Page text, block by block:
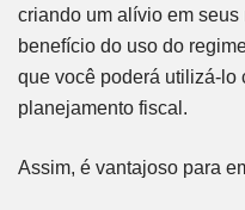
criando um alívio em
benefício do uso do
que você poderá utilizá-lo
planejamento fiscal.
Assim, é vantajoso para